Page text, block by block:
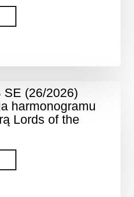
SE (26/2026)
harmonogramu
Lords of the